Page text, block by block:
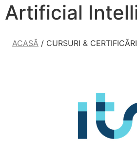
Artificial
ACASĂ / CURSURI & CERTIFICĂRI